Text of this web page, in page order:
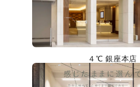
４℃ 銀座本店